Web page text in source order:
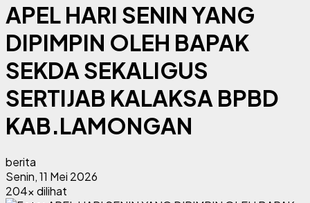
APEL HARI SENIN YANG
DIPIMPIN OLEH BAPAK
SEKDA SEKALIGUS
SERTIJAB KALAKSA BPBD
KAB.LAMONGAN
berita
Senin, 11 Mei 2026
204x dilihat